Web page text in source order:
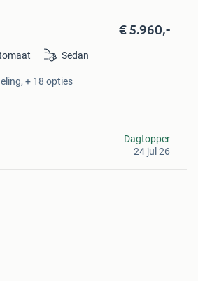
€ 5.960,-
Sedan
+ 18 opties
Dagtopper
24 jul 26